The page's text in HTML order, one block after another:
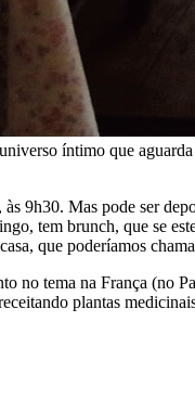
íntimo que
9h30. Mas pode ser
tem brunch, que se
que poderíamos
no tema na França (no
plantas